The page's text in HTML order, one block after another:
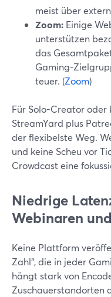
meist über
Zoom: Einige
unterstützen
das
Gaming-
teuer. (Zoom)
Für Solo-Creator
StreamYard plus
der flexibelste Weg.
und keine Scheu vor
Crowdcast eine
Niedrige
Webinaren
Keine Plattform
Zahl“, die in jeder
hängt stark von
Zuschauerstandorten